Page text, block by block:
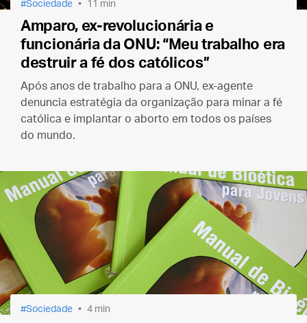
Sociedade 11 min
Amparo, ex-revolucionária e
funcionária da ONU: “Meu trabalho era
destruir a fé dos católicos”
Após anos de trabalho para a ONU, ex-agente
denuncia estratégia da organização para minar a fé
católica e implantar o aborto em todos os países
do mundo.
Sociedade 4 min